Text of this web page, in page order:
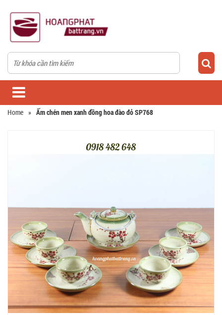
Home » Ấm chén men xanh đồng hoa đào đỏ SP768